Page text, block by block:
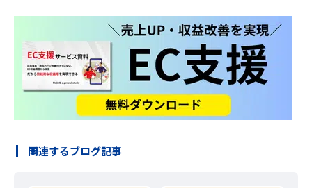
関連するブログ記事